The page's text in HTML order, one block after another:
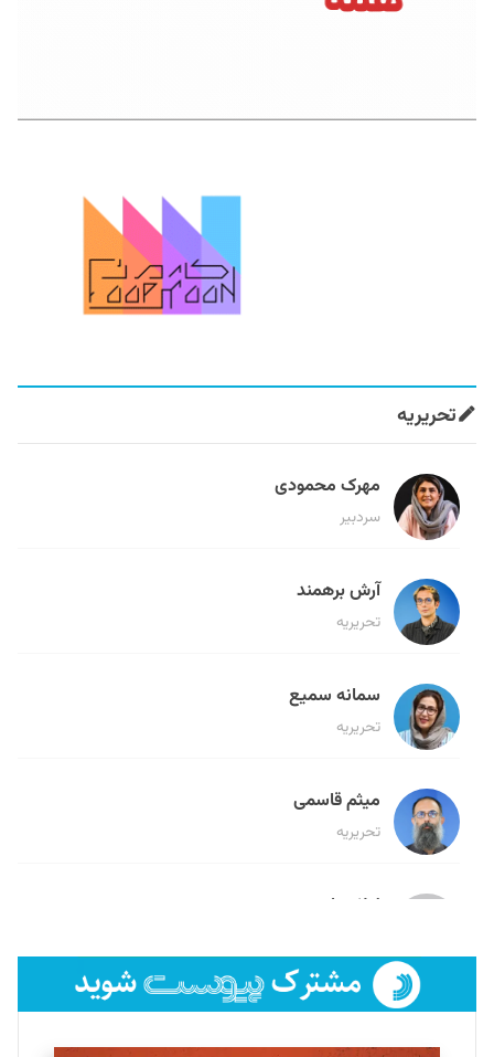
تحریریه
مهرک محمودی
سردبیر
آرش برهمند
تحریریه
سمانه سمیع
تحریریه
میثم قاسمی
تحریریه
لیلا حنارود
فائزه فتحی رستمی
تحریریه